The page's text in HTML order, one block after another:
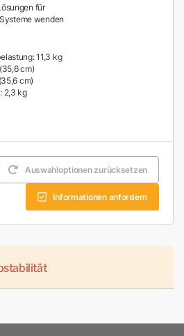
für
wenden
11,3 kg
cm)
cm)
2,3 kg
Auswahloptionen zurücksetzen
Informationen anfordern